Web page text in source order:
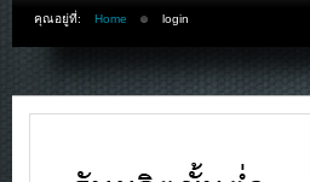
คุณอยู่ที่: Home login